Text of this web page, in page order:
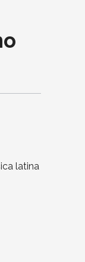
latina